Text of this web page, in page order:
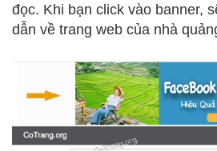
đọc. Khi bạn click vào banner,
dẫn về trang web của nhà